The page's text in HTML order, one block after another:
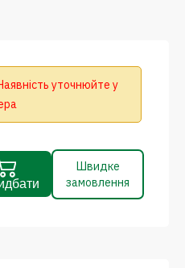
уточнюйте у
Швидке
замовлення